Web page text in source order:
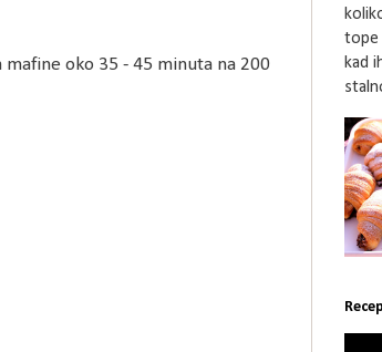
oko 35 - 45 minuta na 200
tope
kad